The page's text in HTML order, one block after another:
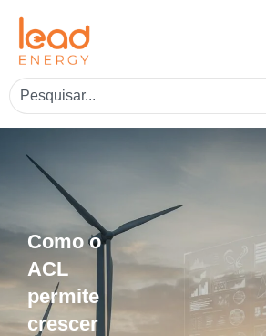
Como o
ACL
permite
crescer